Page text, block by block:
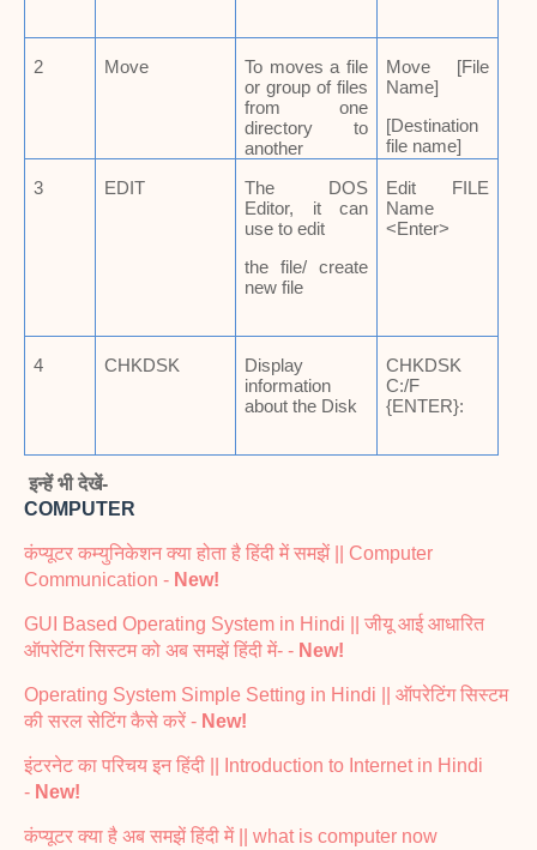
2 Move
To moves a file
or group of files
from one
directory to
another
Move [File
Name]
[Destination
file name]
3 EDIT
The DOS
Editor, it can
use to edit
the file/ create
new file
Edit FILE
Name
<Enter>
4 CHKDSK
Display
information
about the Disk
CHKDSK
C:/F
{ENTER}:
इन्हें भी देखें-
COMPUTER
कंप्यूटर कम्युनिकेशन क्या होता है हिंदी में समझें || Computer
Communication - New!
GUI Based Operating System in Hindi || जीयू आई आधारित
ऑपरेटिंग सिस्टम को अब समझें हिंदी में- - New!
Operating System Simple Setting in Hindi || ऑपरेटिंग सिस्टम
की सरल सेटिंग कैसे करें - New!
इंटरनेट का परिचय इन हिंदी || Introduction to Internet in Hindi
- New!
कंप्यूटर क्या है अब समझें हिंदी में || what is computer now